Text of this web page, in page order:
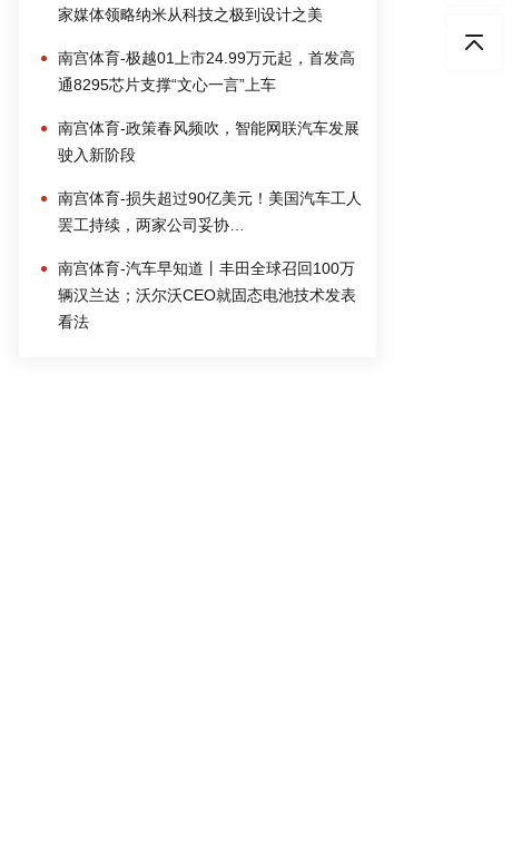
家媒体领略纳米从科技之极到设计之美
南宫体育-极越01上市24.99万元起，首发高
通8295芯片支撑“文心一言”上车
南宫体育-政策春风频吹，智能网联汽车发展
驶入新阶段
南宫体育-损失超过90亿美元！美国汽车工人
罢工持续，两家公司妥协…
南宫体育-汽车早知道丨丰田全球召回100万
辆汉兰达；沃尔沃CEO就固态电池技术发表
看法